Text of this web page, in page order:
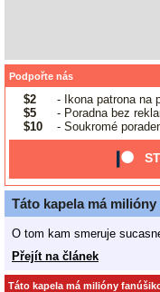
Podpořte nás
$2
- Ikona patrona na
$5
- Poradna bez
$10
- Soukromé
Táto kapela má
O tom kam smeruje
Přejít na článek
Táto kapela má milióny